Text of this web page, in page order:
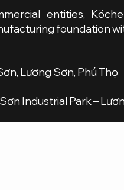
entities,
foundation
Lương Sơn, Phú Thọ
Industrial Park –